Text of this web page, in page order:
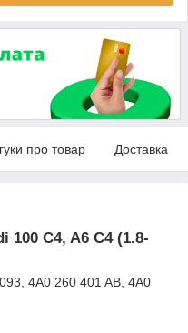
про товар Доставка
100 C4, A6 C4 (1.8-
4A0 260 401 AB, 4A0